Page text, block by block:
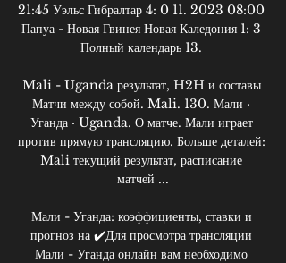
21:45 Уэльс Гибралтар 4: 0 11. 2023 08:00
Папуа - Новая Гвинея Новая Каледония 1: 3
Полный календарь 13.
Mali - Uganda результат, H2H и составы
Матчи между собой. Mali. 130. Мали ·
Уганда · Uganda. О матче. Мали играет
против прямую трансляцию. Больше деталей:
Mali текущий результат, расписание
матчей ...
Мали - Уганда: коэффициенты, ставки и
прогноз на ✔️Для просмотра трансляции
Мали - Уганда онлайн вам необходимо